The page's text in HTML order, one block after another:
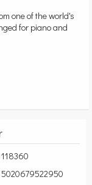
one of the world's
for piano and
118360
5020679522950